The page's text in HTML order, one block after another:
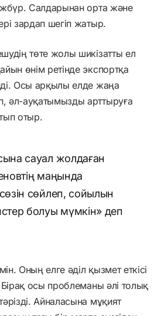
Салдарынан орта және
зардап шегіп жатыр.
төте жолы шикізатты ел
өнім ретінде экспортқа
Осы арқылы елде жаңа
әл-ауқатымызды арттыруға
отыр.
сауал жолдаған
маңында
сөйлеп, сойылын
болуы мүмкін» деп
Оның елге әділ қызмет еткісі
Бірақ осы проблеманы әлі толық
Айналасына мұқият